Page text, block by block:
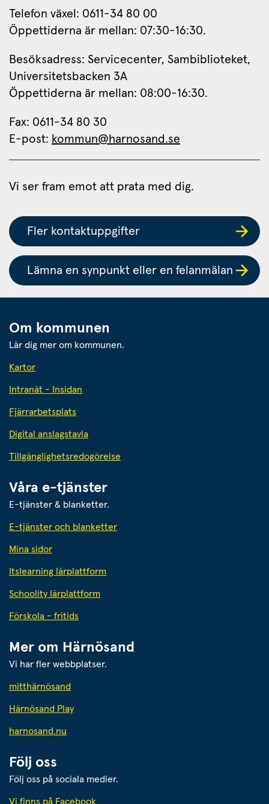
webbplats.
Telefon växel: 0611-34 80 00
Öppettiderna är mellan: 07:30-16:30.
Besöksadress: Servicecenter, Sambiblioteket,
Universitetsbacken 3A
Öppettiderna är mellan: 08:00-16:30.
Fax: 0611-34 80 30
E-post: kommun@harnosand.se
Vi ser fram emot att prata med dig.
Fler kontaktuppgifter
Lämna en synpunkt eller en felanmälan
Om kommunen
Lär dig mer om kommunen.
Kartor
Intranät - Insidan
Fjärrarbetsplats
Digital anslagstavla
Tillgänglighetsredogörelse
Våra e-tjänster
E-tjänster & blanketter.
E-tjänster och blanketter
Mina sidor
Itslearning lärplattform
Schoolity lärplattform
Förskola - fritids
Mer om Härnösand
Vi har fler webbplatser.
mitthärnösand
Härnösand Play
harnosand.nu
Följ oss
Följ oss på sociala medier.
Vi finns på Facebook